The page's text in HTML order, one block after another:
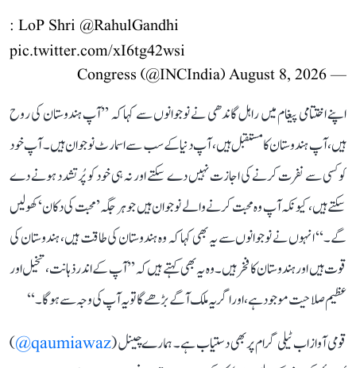
: LoP Shri @RahulGandhi
pic.twitter.com/xI6tg42wsi
— Congress (@INCIndia)
August 8, 2026
اپنے اختتامی پیغام میں راہل گاندھی نے نوجوانوں سے کہا کہ ’’آپ ہندوستان کی روح
ہیں، آپ ہندوستان کا مستقبل ہیں، آپ دنیا کے سب سے اسمارٹ نوجوان ہیں۔ آپ خود
کو کسی سے نفرت کرنے کی اجازت نہیں دے سکتے اور نہ ہی خود کو پُرتشدد ہونے دے
سکتے ہیں، کیونکہ آپ وہ محبت کرنے والے نوجوان ہیں جو ہر جگہ ’محبت کی دکان‘ کھولیں
گے۔‘‘ انہوں نے نوجوانوں سے یہ بھی کہا کہ وہ ہندوستان کی طاقت ہیں، ہندوستان کی
قوت ہیں اور ہندوستان کا فخر ہیں۔ وہ یہ بھی کہتے ہیں کہ ’’آپ کے اندر ذہانت، تخیل اور
عظیم صلاحیت موجود ہے، اور اگر یہ ملک آگے بڑھے گا تو یہ آپ کی وجہ سے ہوگا۔‘‘
قومی آواز اب ٹیلی گرام پر بھی دستیاب ہے۔ ہمارے چینل (qaumiawaz@
)